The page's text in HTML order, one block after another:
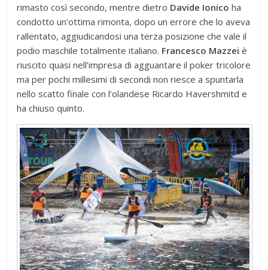
rimasto così secondo, mentre dietro Davide Ionico ha
condotto un’ottima rimonta, dopo un errore che lo aveva
rallentato, aggiudicandosi una terza posizione che vale il
podio maschile totalmente italiano. Francesco Mazzei è
riuscito quasi nell’impresa di agguantare il poker tricolore
ma per pochi millesimi di secondi non riesce a spuntarla
nello scatto finale con l’olandese Ricardo Havershmitd e
ha chiuso quinto.